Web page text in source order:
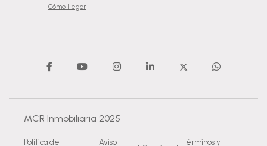
Cómo llegar
MCR Inmobiliaria 2025
Política de Aviso Términos y